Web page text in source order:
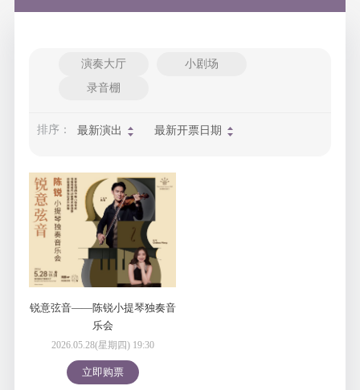
演奏大厅
小剧场
录音棚
排序： 最新演出 最新开票日期
锐意弦音——陈锐小提琴独奏音
乐会
2026.05.28(星期四) 19:30
立即购票